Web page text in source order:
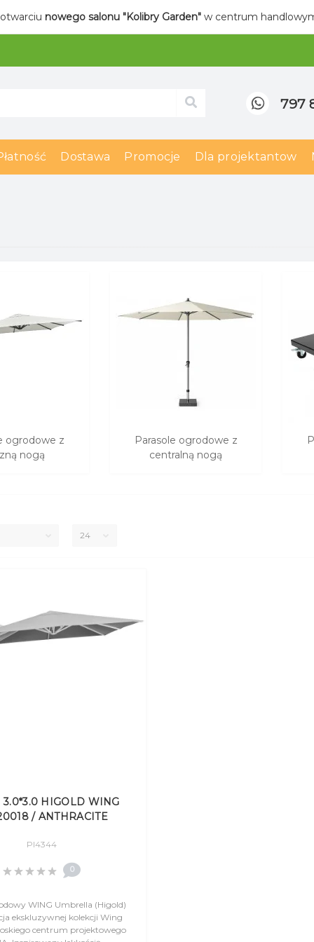
nowego salonu "Kolibry Garden" w centrum
797
Dostawa Promocje Dla projektantow
ogrodowe z
nogą
Parasole ogrodowe z
centralną nogą
3.0*3.0 HIGOLD WING
/ ANTHRACITE
Pl4344
0
WING Umbrella (Higold)
ekskluzywnej kolekcji Wing
centrum projektowego